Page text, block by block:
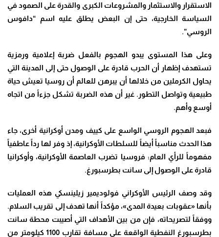
الاستقرار والاستثمار والمشروعات الكبرى والقدرة على الصمود في
السياسة الخارجية، حتى إن البعض يطلق عليه اسم “دافوس
الروسي”.
وعلى هذا المستوى يبدو الهجوم بالفعل ضربة إعلامية ورمزية
تستهدف إظهار أن الحرب قادرة على الوصول حتى إلى المدينة التي
يحاول الكرملين من خلالها أن يبرهن للعالم أن روسيا تعيش حياة
طبيعية وتواصل التطور. غير أن هذه الضربة تشكل جزءاً من اتجاه
أوسع وأهم.
فبعد الهجوم الروسي الواسع على كييف ومدن أوكرانية أخرى، جاء
هذا الحدث مناسباً أيضاً للسلطات الأوكرانية، إذ وفر لها رداً عاطفياً
مفهوماً للرأي العام: فروسيا تضرب العاصمة الأوكرانية، وأوكرانيا
قادرة على الوصول إلى سانت بطرسبورغ.
وقد وصف الرئيس الأوكراني فولوديمير زيلينسكي هذه العمليات
بأنها «عقوبات بعيدة المدى»، مؤكداً أنها تهدف إلى تقريب السلام.
ووفقاً لتصريحاته، فإن من بين الأهداف التي أصيبت محطة سانت
بطرسبورغ النفطية الواقعة على مسافة تقارب 1100 كيلومتر من